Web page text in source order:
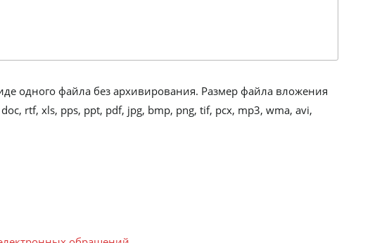
одного файла без архивирования. Размер файла вложения
rtf, xls, pps, ppt, pdf, jpg, bmp, png, tif, pcx, mp3, wma, avi,